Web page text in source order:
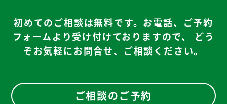
初めてのご相談は無料です。お電話、ご予約
フォームより受け付けておりますので、
どう
ぞお気軽にお問合せ、ご相談ください。
ご相談のご予約